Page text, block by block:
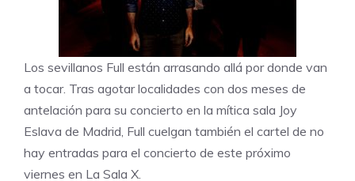
Los sevillanos Full están arrasando allá por donde van
a tocar. Tras agotar localidades con dos meses de
antelación para su concierto en la mítica sala Joy
Eslava de Madrid, Full cuelgan también el cartel de no
hay entradas para el concierto de este próximo
viernes en La Sala X.